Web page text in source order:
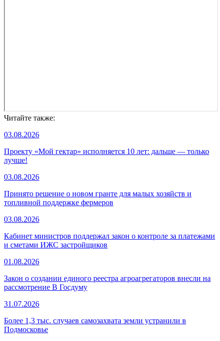
Читайте также:
03.08.2026
Проекту «Мой гектар» исполняется 10 лет: дальше — только
лучше!
03.08.2026
Принято решение о новом гранте для малых хозяйств и
топливной поддержке фермеров
03.08.2026
Кабинет министров поддержал закон о контроле за платежами
и сметами ИЖС застройщиков
01.08.2026
Закон о создании единого реестра агроагрегаторов внесли на
рассмотрение В Госдуму
31.07.2026
Более 1,3 тыс. случаев самозахвата земли устранили в
Подмосковье